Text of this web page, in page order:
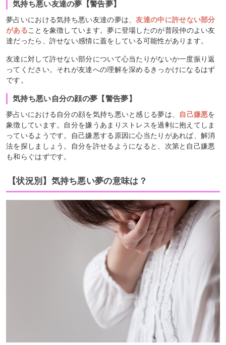
気持ち悪い友達の夢【警告夢】
夢占いにおける気持ち悪い友達の夢は、友達の中に許せない部分
があることを象徴しています。夢に登場したのが普段仲のよい友
達だったら、許せない感情に蓋をしている可能性があります。
友達に対して許せない部分について心当たりがないか一度振り返
ってください。それが友達への理解を深めるきっかけになるはず
です。
気持ち悪い自分の顔の夢【警告夢】
夢占いにおける自分の顔を気持ち悪いと感じる夢は、 自己嫌悪を
象徴しています。自分を嫌うあまりストレスを過剰に抱えてしま
っているようです。自己嫌悪する原因に心当たりがあれば、解消
法を探しましょう。自分を許せるようになると、次第と自己嫌悪
も和らぐはずです。
【状況別】気持ち悪い夢の意味は？